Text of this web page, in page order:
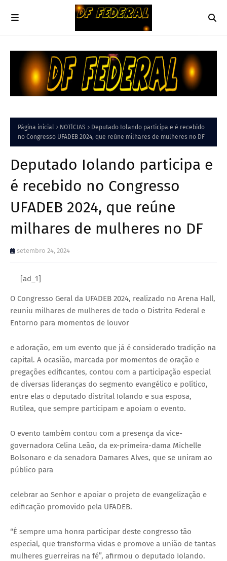
Página inicial NOTÍCIAS
Deputado Iolando participa e é recebido
no Congresso UFADEB 2024, que reúne milhares de mulheres no DF
Deputado Iolando participa e
é recebido no Congresso
UFADEB 2024, que reúne
milhares de mulheres no DF
setembro 24, 2024
[ad_1]
O Congresso Geral da UFADEB 2024, realizado no Arena Hall,
reuniu milhares de mulheres de todo o Distrito Federal e
Entorno para momentos de louvor
e adoração, em um evento que já é considerado tradição na
capital. A ocasião, marcada por momentos de oração e
pregações edificantes, contou com a participação especial
de diversas lideranças do segmento evangélico e político,
entre elas o deputado distrital Iolando e sua esposa,
Rutilea, que sempre participam e apoiam o evento.
O evento também contou com a presença da vice-
governadora Celina Leão, da ex-primeira-dama Michelle
Bolsonaro e da senadora Damares Alves, que se uniram ao
público para
celebrar ao Senhor e apoiar o projeto de evangelização e
edificação promovido pela UFADEB.
“É sempre uma honra participar deste congresso tão
especial, que transforma vidas e promove a união de tantas
mulheres guerreiras na fé”, afirmou o deputado Iolando.